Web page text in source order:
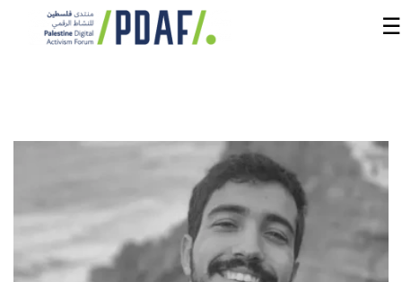
فعاليات
المنتدى
من
نحن
☰